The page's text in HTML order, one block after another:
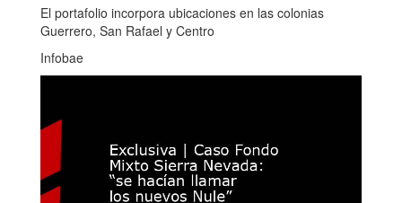
El portafolio incorpora ubicaciones en las colonias
Guerrero, San Rafael y Centro
Infobae